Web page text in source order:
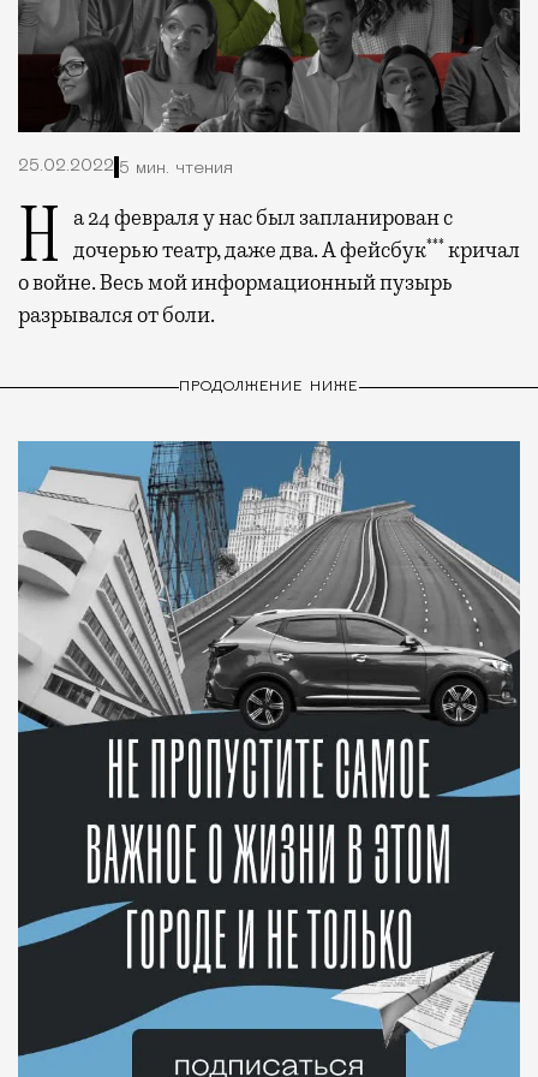
25.02.2022 5 мин. чтения
На 24 февраля у нас был запланирован с дочерью театр, даже два. А фейсбук***кричал
о войне. Весь мой информационный пузырь
разрывался от боли.
ПРОДОЛЖЕНИЕ НИЖЕ